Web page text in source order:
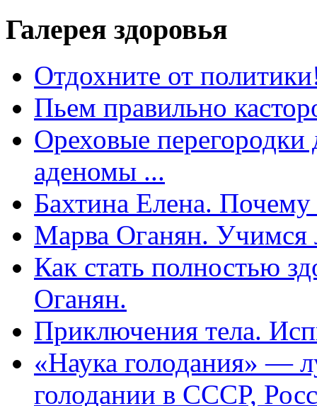
Галерея здоровья
Отдохните от
Пьем правильно
Ореховые перегородки
аденомы ...
Бахтина Елена.
Марва Оганян. Учимся
Как стать полностью
Оганян.
Приключения тела.
«Наука голодания» —
голодании в СССР,